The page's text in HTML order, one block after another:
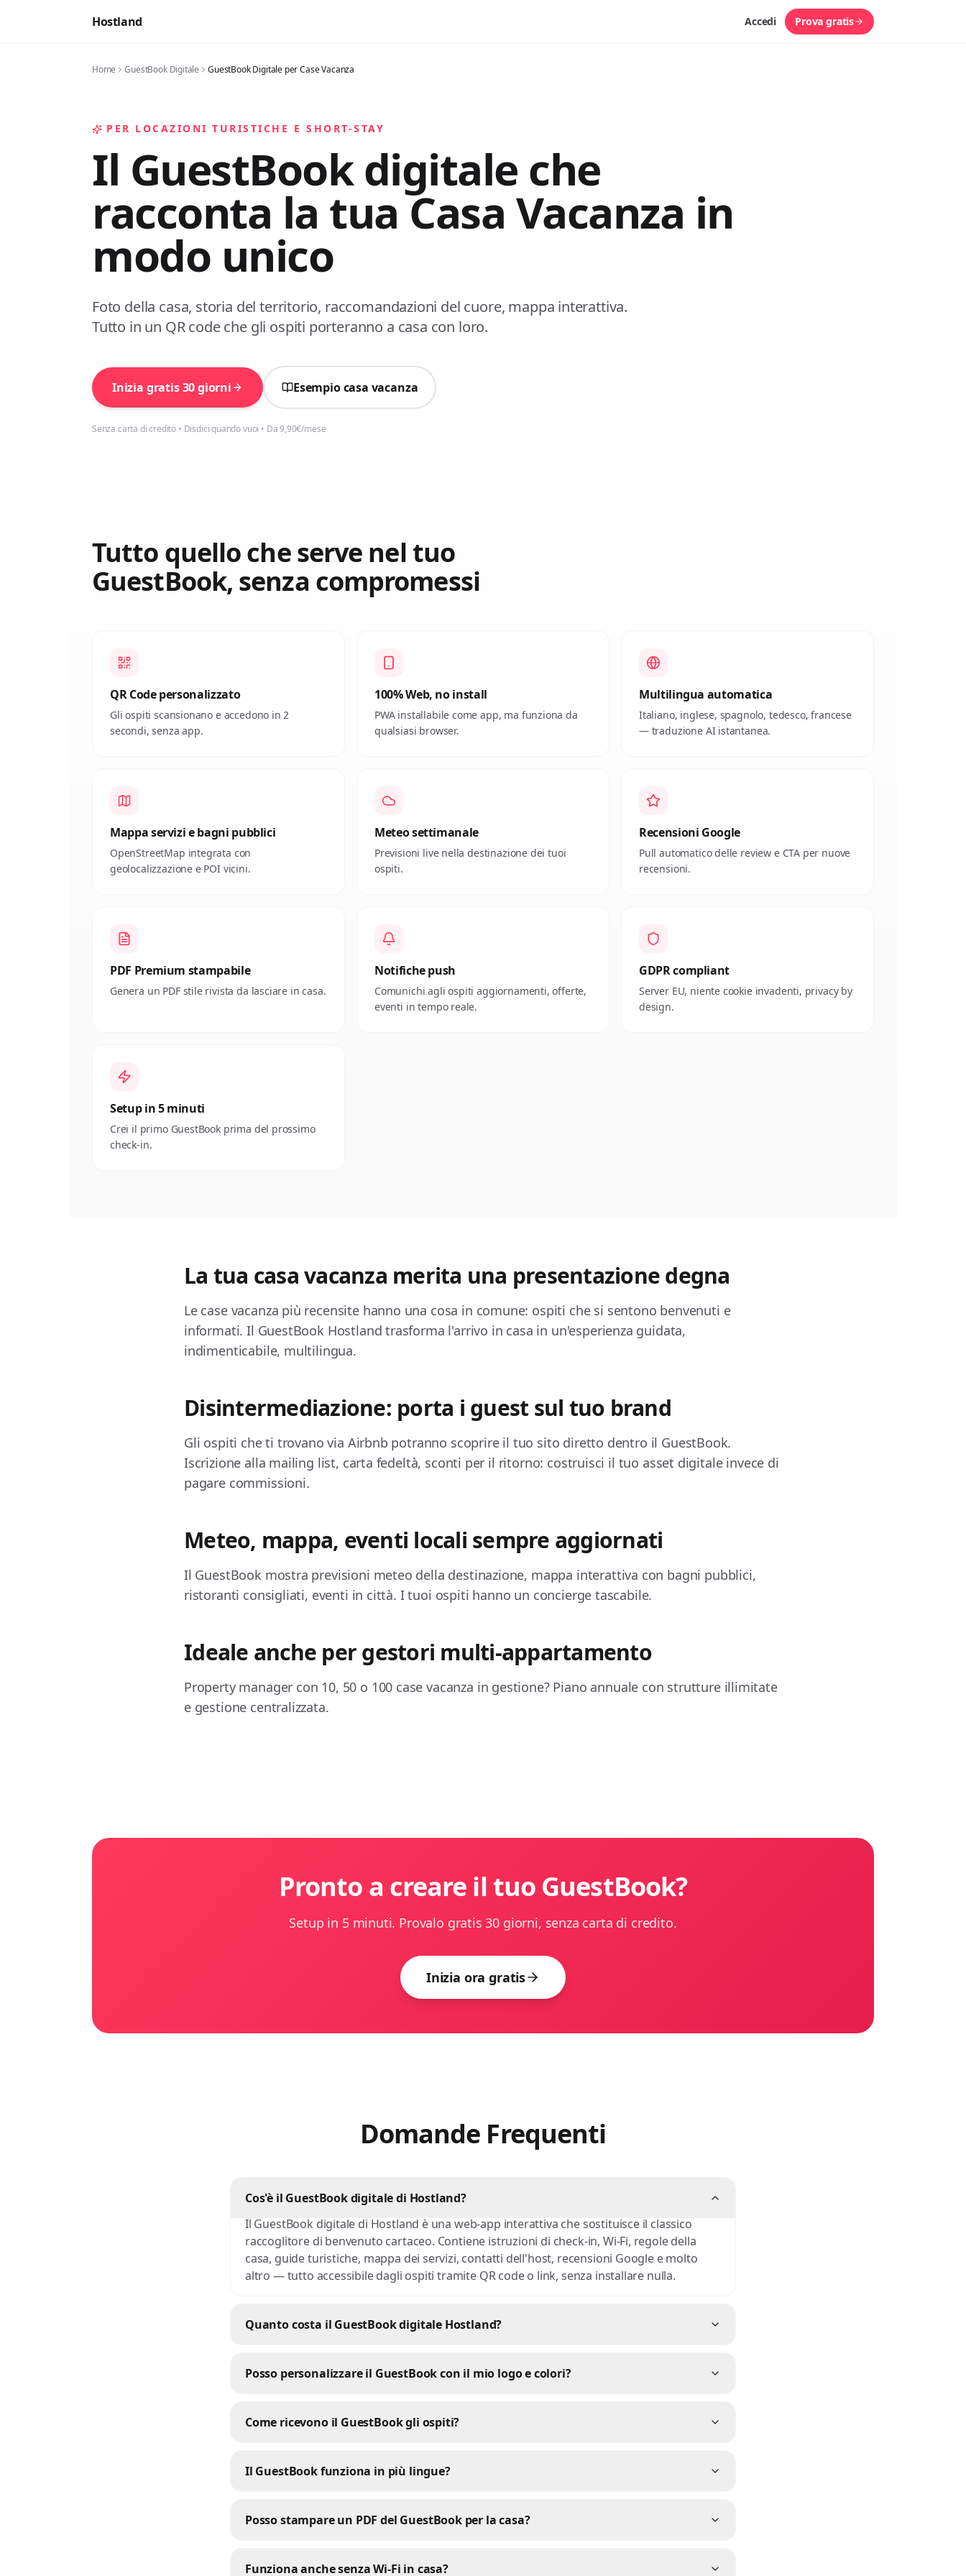
Hostland Accedi Prova gratis
Home GuestBook Digitale GuestBook Digitale per Case Vacanza
PER LOCAZIONI TURISTICHE E SHORT-STAY
Il GuestBook digitale che
racconta la tua Casa Vacanza in
modo unico
Foto della casa, storia del territorio, raccomandazioni del cuore, mappa interattiva.
Tutto in un QR code che gli ospiti porteranno a casa con loro.
Inizia gratis 30 giorni Esempio casa vacanza
Senza carta di credito • Disdici quando vuoi • Da 9,90€/mese
Tutto quello che serve nel tuo
GuestBook, senza compromessi
QR Code personalizzato
Gli ospiti scansionano e accedono in 2
secondi, senza app.
100% Web, no install
PWA installabile come app, ma funziona da
qualsiasi browser.
Multilingua automatica
Italiano, inglese, spagnolo, tedesco, francese
— traduzione AI istantanea.
Mappa servizi e bagni pubblici
OpenStreetMap integrata con
geolocalizzazione e POI vicini.
Meteo settimanale
Previsioni live nella destinazione dei tuoi
ospiti.
Recensioni Google
Pull automatico delle review e CTA per nuove
recensioni.
PDF Premium stampabile
Genera un PDF stile rivista da lasciare in casa.
Notifiche push
Comunichi agli ospiti aggiornamenti, offerte,
eventi in tempo reale.
GDPR compliant
Server EU, niente cookie invadenti, privacy by
design.
Setup in 5 minuti
Crei il primo GuestBook prima del prossimo
check-in.
La tua casa vacanza merita una presentazione degna
Le case vacanza più recensite hanno una cosa in comune: ospiti che si sentono benvenuti e
informati. Il GuestBook Hostland trasforma l'arrivo in casa in un'esperienza guidata,
indimenticabile, multilingua.
Disintermediazione: porta i guest sul tuo brand
Gli ospiti che ti trovano via Airbnb potranno scoprire il tuo sito diretto dentro il GuestBook.
Iscrizione alla mailing list, carta fedeltà, sconti per il ritorno: costruisci il tuo asset digitale invece di
pagare commissioni.
Meteo, mappa, eventi locali sempre aggiornati
Il GuestBook mostra previsioni meteo della destinazione, mappa interattiva con bagni pubblici,
ristoranti consigliati, eventi in città. I tuoi ospiti hanno un concierge tascabile.
Ideale anche per gestori multi-appartamento
Property manager con 10, 50 o 100 case vacanza in gestione? Piano annuale con strutture illimitate
e gestione centralizzata.
Pronto a creare il tuo GuestBook?
Setup in 5 minuti. Provalo gratis 30 giorni, senza carta di credito.
Inizia ora gratis
Domande Frequenti
Cos'è il GuestBook digitale di Hostland?
Il GuestBook digitale di Hostland è una web-app interattiva che sostituisce il classico
raccoglitore di benvenuto cartaceo. Contiene istruzioni di check-in, Wi-Fi, regole della
casa, guide turistiche, mappa dei servizi, contatti dell'host, recensioni Google e molto
altro — tutto accessibile dagli ospiti tramite QR code o link, senza installare nulla.
Quanto costa il GuestBook digitale Hostland?
Posso personalizzare il GuestBook con il mio logo e colori?
Come ricevono il GuestBook gli ospiti?
Il GuestBook funziona in più lingue?
Posso stampare un PDF del GuestBook per la casa?
Funziona anche senza Wi-Fi in casa?